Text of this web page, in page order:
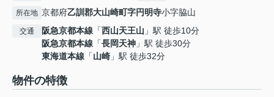
所在地 京都府乙訓郡大山崎町字円明寺小字脇山
交通 阪急京都本線 「西山天王山 」駅 徒歩10分
阪急京都本線 「長岡天神 」駅 徒歩30分
東海道本線 「山崎 」駅 徒歩32分
物件の特徴